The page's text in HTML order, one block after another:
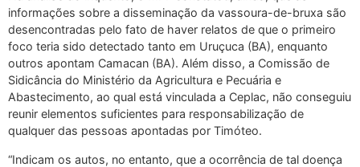
informações sobre a disseminação da vassoura-de-bruxa são
desencontradas pelo fato de haver relatos de que o primeiro
foco teria sido detectado tanto em Uruçuca (BA), enquanto
outros apontam Camacan (BA). Além disso, a Comissão de
Sidicância do Ministério da Agricultura e Pecuária e
Abastecimento, ao qual está vinculada a Ceplac, não conseguiu
reunir elementos suficientes para responsabilização de
qualquer das pessoas apontadas por Timóteo.
“Indicam os autos, no entanto, que a ocorrência de tal doença